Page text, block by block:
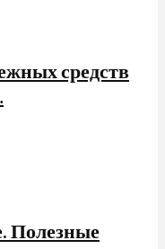
средств
Полезные